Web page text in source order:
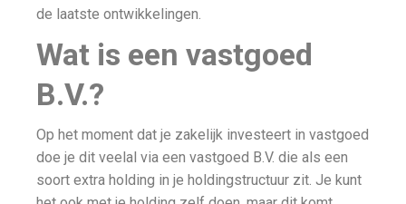
de laatste ontwikkelingen.
Wat is een vastgoed
B.V.?
Op het moment dat je zakelijk investeert in vastgoed
doe je dit veelal via een vastgoed B.V. die als een
soort extra holding in je holdingstructuur zit. Je kunt